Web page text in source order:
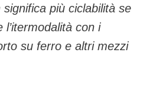
significa più ciclabilità se
l’itermodalità con i
su ferro e altri mezzi